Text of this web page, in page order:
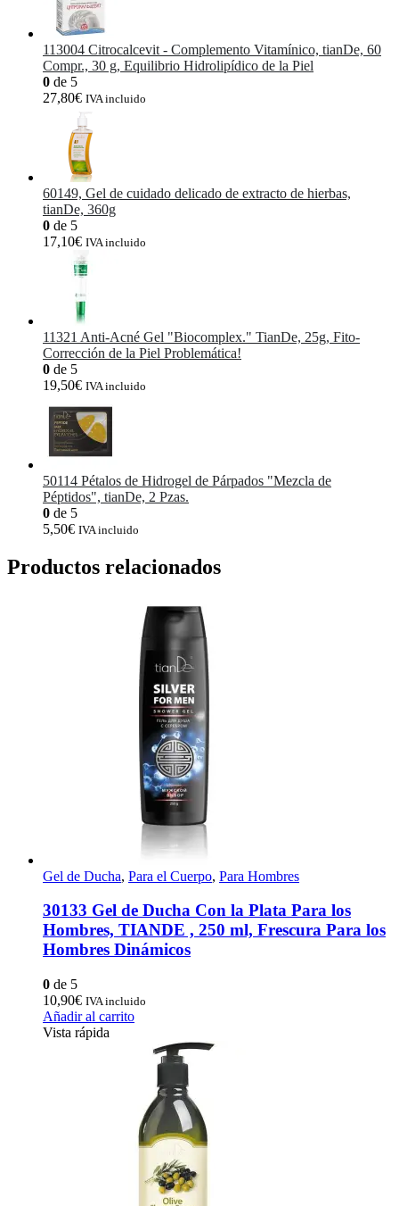
113004 Citrocalcevit - Complemento Vitamínico, tianDe, 60
Compr., 30 g, Equilibrio Hidrolipídico de la Piel
0 de 5
27,80€ IVA incluido
60149, Gel de cuidado delicado de extracto de hierbas,
tianDe, 360g
0 de 5
17,10€ IVA incluido
11321 Anti-Acné Gel "Biocomplex." TianDe, 25g, Fito-
Corrección de la Piel Problemática!
0 de 5
19,50€ IVA incluido
50114 Pétalos de Hidrogel de Párpados "Mezcla de
Péptidos", tianDe, 2 Pzas.
0 de 5
5,50€ IVA incluido
Productos relacionados
Gel de Ducha, Para el Cuerpo, Para Hombres
30133 Gel de Ducha Con la Plata Para los
Hombres, TIANDE , 250 ml, Frescura Para los
Hombres Dinámicos
0 de 5
10,90€ IVA incluido
Añadir al carrito
Vista rápida